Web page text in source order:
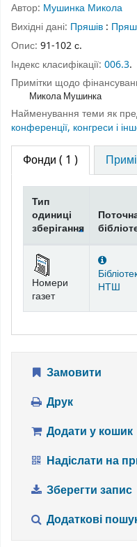
Автор: Мушинка Микола
Вихідні дані: Пряшів :
Опис: 91-102 с.
Індекс класифікації: 006.3.
Примітки щодо
Микола Мушинка
Найменування теми як
конференції, конгреси і
Фонди ( 1 )
Фонди
Тип
одиниці
зберігання
Номери
газет
НТШ
Замовити
Друк
Додати у кошик
Надіслати на
Зберегти запис
Додаткові